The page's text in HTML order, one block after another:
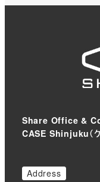
Share Office &
CASE Shinjuku（ケ
Address